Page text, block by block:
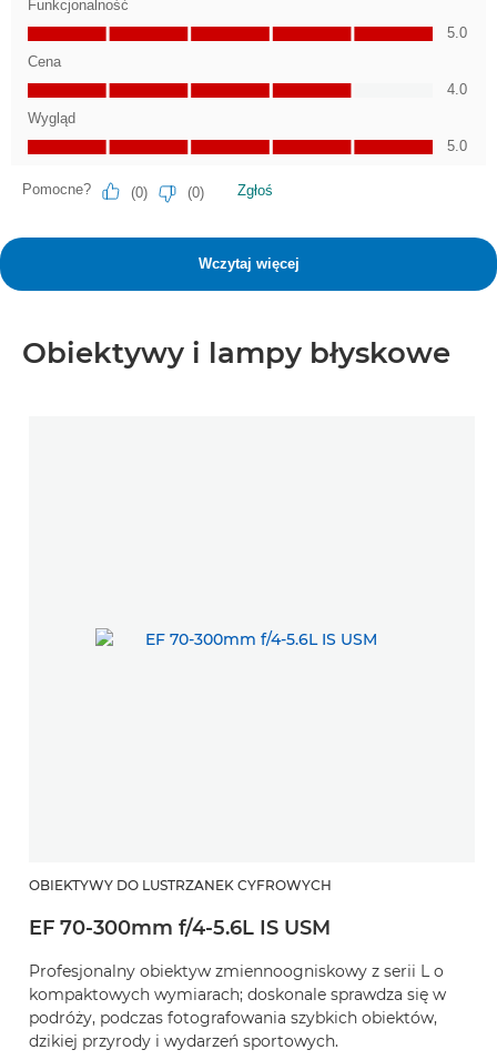
Obiektywy i lampy błyskowe
OBIEKTYWY DO LUSTRZANEK CYFROWYCH
EF 70-300mm f/4-5.6L IS USM
Profesjonalny obiektyw zmiennoogniskowy z serii L o
kompaktowych wymiarach; doskonale sprawdza się w
podróży, podczas fotografowania szybkich obiektów,
dzikiej przyrody i wydarzeń sportowych.